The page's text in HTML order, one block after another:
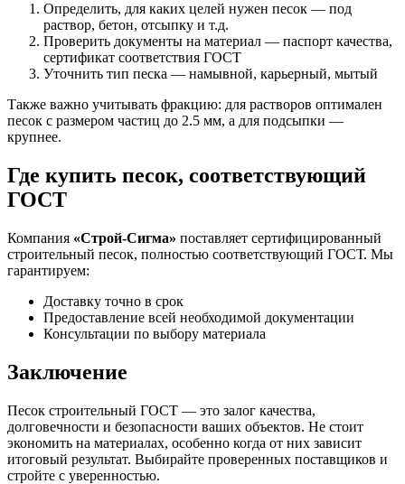
Определить, для каких целей нужен песок — под
раствор, бетон, отсыпку и т.д.
Проверить документы на материал — паспорт качества,
сертификат соответствия ГОСТ
Уточнить тип песка — намывной, карьерный, мытый
Также важно учитывать фракцию: для растворов оптимален
песок с размером частиц до 2.5 мм, а для подсыпки —
крупнее.
Где купить песок, соответствующий
ГОСТ
Компания «Строй-Сигма» поставляет сертифицированный
строительный песок, полностью соответствующий ГОСТ. Мы
гарантируем:
Доставку точно в срок
Предоставление всей необходимой документации
Консультации по выбору материала
Заключение
Песок строительный ГОСТ — это залог качества,
долговечности и безопасности ваших объектов. Не стоит
экономить на материалах, особенно когда от них зависит
итоговый результат. Выбирайте проверенных поставщиков и
стройте с уверенностью.